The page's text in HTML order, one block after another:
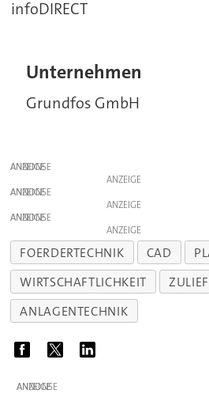
infoDIRECT
Unternehmen
Grundfos GmbH
ANZEIGE
ANZEIGE
ANZEIGE
ANZEIGE
ANZEIGE
ANZEIGE
FOERDERTECHNIK CAD
WIRTSCHAFTLICHKEIT
ANLAGENTECHNIK
ANZEIGE